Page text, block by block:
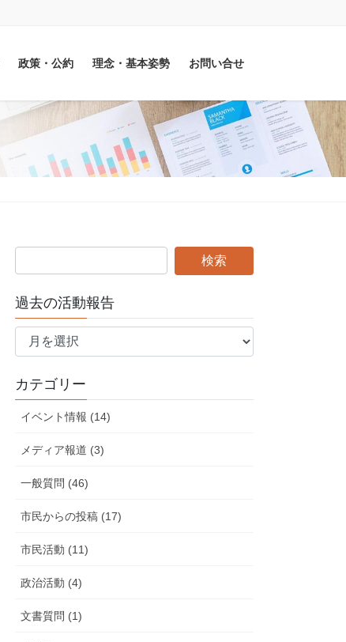
政策・公約 理念・基本姿勢 お問い合せ
過去の活動報告
過
活
動
報
カテゴリー
イベント情報 (14)
メディア報道 (3)
一般質問 (46)
市民からの投稿 (17)
市民活動 (11)
政治活動 (4)
文書質問 (1)